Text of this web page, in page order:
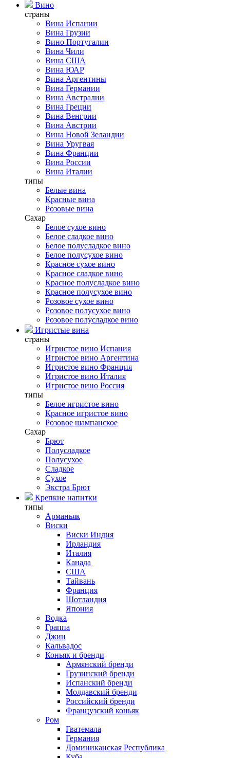
Вино
страны
Вина Испании
Вина Грузии
Вино Португалии
Вина Чили
Вина США
Вина ЮАР
Вина Аргентины
Вина Германии
Вина Австралии
Вина Греции
Вина Венгрии
Вина Австрии
Вина Новой Зеландии
Вина Уругвая
Вина Франции
Вина России
Вина Италии
типы
Белые вина
Красные вина
Розовые вина
Сахар
Белое сухое вино
Белое сладкое вино
Белое полусладкое вино
Белое полусухое вино
Красное сухое вино
Красное сладкое вино
Красное полусладкое вино
Красное полусухое вино
Розовое сухое вино
Розовое полусухое вино
Розовое полусладкое вино
Игристые вина
страны
Игристое вино Испания
Игристое вино Аргентина
Игристое вино Франция
Игристое вино Италия
Игристое вино Россия
типы
Белое игристое вино
Красное игристое вино
Розовое шампанское
Сахар
Брют
Полусладкое
Полусухое
Сладкое
Сухое
Экстра Брют
Крепкие напитки
типы
Арманьяк
Виски
Виски Индия
Ирландия
Италия
Канада
США
Тайвань
Франция
Шотландия
Япония
Водка
Граппа
Джин
Кальвадос
Коньяк и бренди
Армянский бренди
Грузинский бренди
Испанский бренди
Молдавский бренди
Российский бренди
Французский коньяк
Ром
Гватемала
Германия
Доминиканская Республика